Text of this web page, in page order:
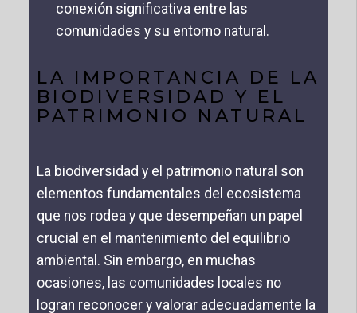
conexión significativa entre las
comunidades y su entorno natural.
LA IMPORTANCIA DE LA
BIODIVERSIDAD Y EL
PATRIMONIO NATURAL
La biodiversidad y el patrimonio natural son
elementos fundamentales del ecosistema
que nos rodea y que desempeñan un papel
crucial en el mantenimiento del equilibrio
ambiental. Sin embargo, en muchas
ocasiones, las comunidades locales no
logran reconocer y valorar adecuadamente la